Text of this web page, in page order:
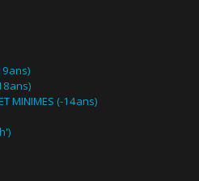
MINIMES (-14ans)